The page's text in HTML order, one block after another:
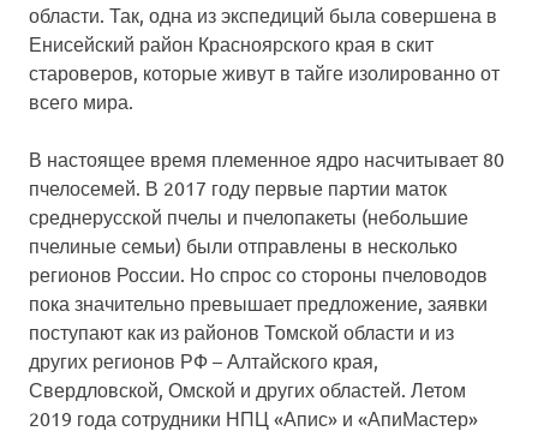
области. Так, одна из экспедиций была совершена в
Енисейский район Красноярского края в скит
староверов, которые живут в тайге изолированно от
всего мира.
В настоящее время племенное ядро насчитывает 80
пчелосемей. В 2017 году первые партии маток
среднерусской пчелы и пчелопакеты (небольшие
пчелиные семьи) были отправлены в несколько
регионов России. Но спрос со стороны пчеловодов
пока значительно превышает предложение, заявки
поступают как из районов Томской области и из
других регионов РФ – Алтайского края,
Свердловской, Омской и других областей. Летом
2019 года сотрудники НПЦ «Апис» и «АпиМастер»